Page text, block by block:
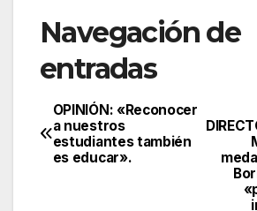
Navegación de
entradas
OPINIÓN: «Reconocer
a nuestros
estudiantes también
es educar».